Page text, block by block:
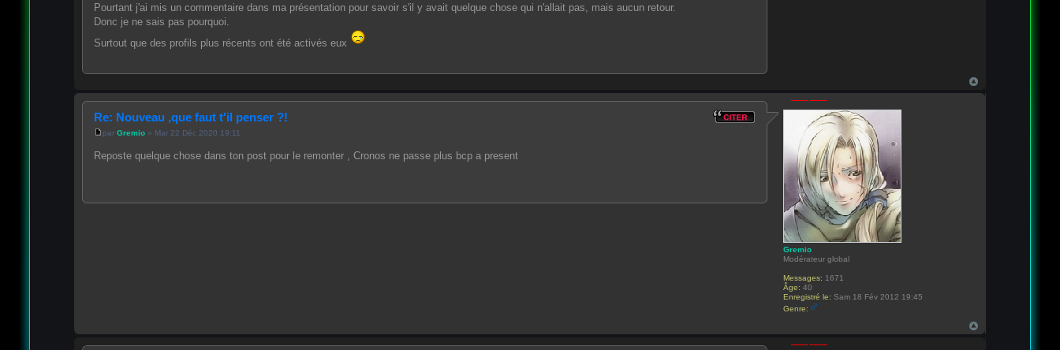
Pourtant j'ai mis un commentaire dans ma présentation pour savoir s'il y avait quelque chose qui n'allait pas, mais aucun retour.
Donc je ne sais pas pourquoi.
Surtout que des profils plus récents ont été activés eux
Re: Nouveau ,que faut t'il penser ?!
par Gremio» Mar 22 Déc 2020 19:11
Reposte quelque chose dans ton post pour le remonter , Cronos ne passe plus bcp a present
Gremio
Modérateur global
Messages: 1671
Âge: 40
Enregistré le: Sam 18 Fév 2012 19:45
Genre: